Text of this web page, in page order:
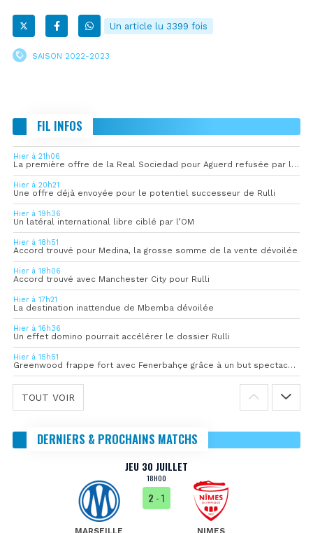
Un article lu 3399 fois
SAISON 2022-2023
FIL INFOS
Hier à 21h06
La première offre de la Real Sociedad pour Aguerd refusée par l’OM
Hier à 20h21
Une offre déjà envoyée pour le potentiel successeur de Rulli
Hier à 19h36
Un latéral international libre ciblé par l’OM
Hier à 18h51
Accord trouvé pour Medina, la grosse somme de la vente dévoilée
Hier à 18h06
Accord trouvé avec Manchester City pour Rulli
Hier à 17h21
La destination inattendue de Mbemba dévoilée
Hier à 16h36
Un effet domino pourrait accélérer le dossier Rulli
Hier à 15h51
Greenwood frappe fort avec Fenerbahçe grâce à un but spectaculaire
TOUT VOIR
DERNIERS & PROCHAINS MATCHS
JEU 30 JUILLET
18H00
MARSEILLE
2 - 1
NIMES